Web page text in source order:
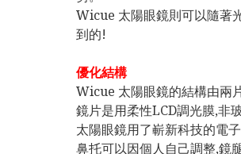
Wicue 太陽眼鏡則可以隨著
到的!
優化結構
Wicue 太陽眼鏡的結構由兩
鏡片是用柔性LCD調光膜,非
太陽眼鏡用了嶄新科技的電
鼻托可以因個人自己調整,鏡